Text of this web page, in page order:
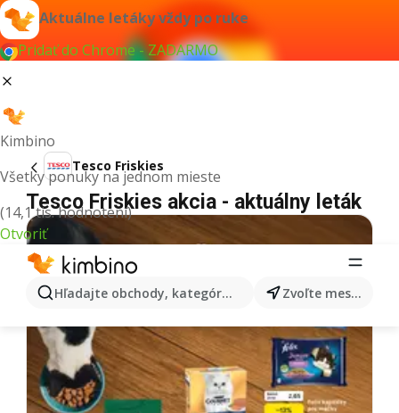
Aktuálne letáky vždy po ruke
Pridať do Chrome - ZADARMO
Kimbino
Všetky ponuky na jednom mieste
(14,1 tis. hodnotení)
Otvoriť
Hľadajte obchody, kategórie, produkty... Zvoľte mesto
Tesco Friskies
Tesco Friskies akcia - aktuálny leták